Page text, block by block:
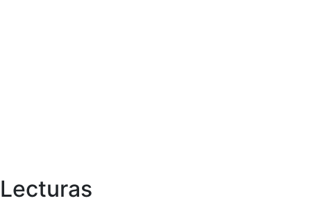
Lecturas